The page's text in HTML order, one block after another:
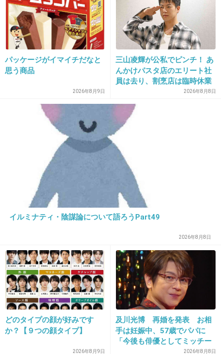
+3
>>15
すごい、みんな顔の系統一緒だねw
2019/12/17(火) 10:44:34
全く似てない
むしろ正反対の人を意識的に選んだ
>>16
？
+1
24. 匿名2019/12/17(火) 10:46:01
似てるどころか正反対
パッケージがイマイチだなと
思う商品
2026年8月9日
三山凌輝が公私でピンチ！ あ
んかけパスタ店のエリート社
員は去り、割烹店は臨時休業
2026年8月8日
イルミナティ・陰謀論について語ろうPart49
2026年8月8日
どのタイプの顔が好みです
か？【９つの顔タイプ】
2026年8月9日
及川光博 再婚を発表 お相
手は妊娠中、57歳でパパに
「今後も俳優としてミッチー
2026年8月8日